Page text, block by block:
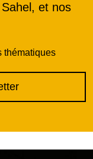
et nos
thématiques